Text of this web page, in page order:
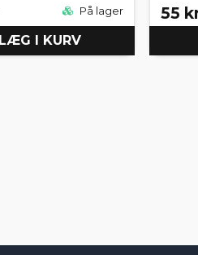
På lager
LÆG I KURV
55